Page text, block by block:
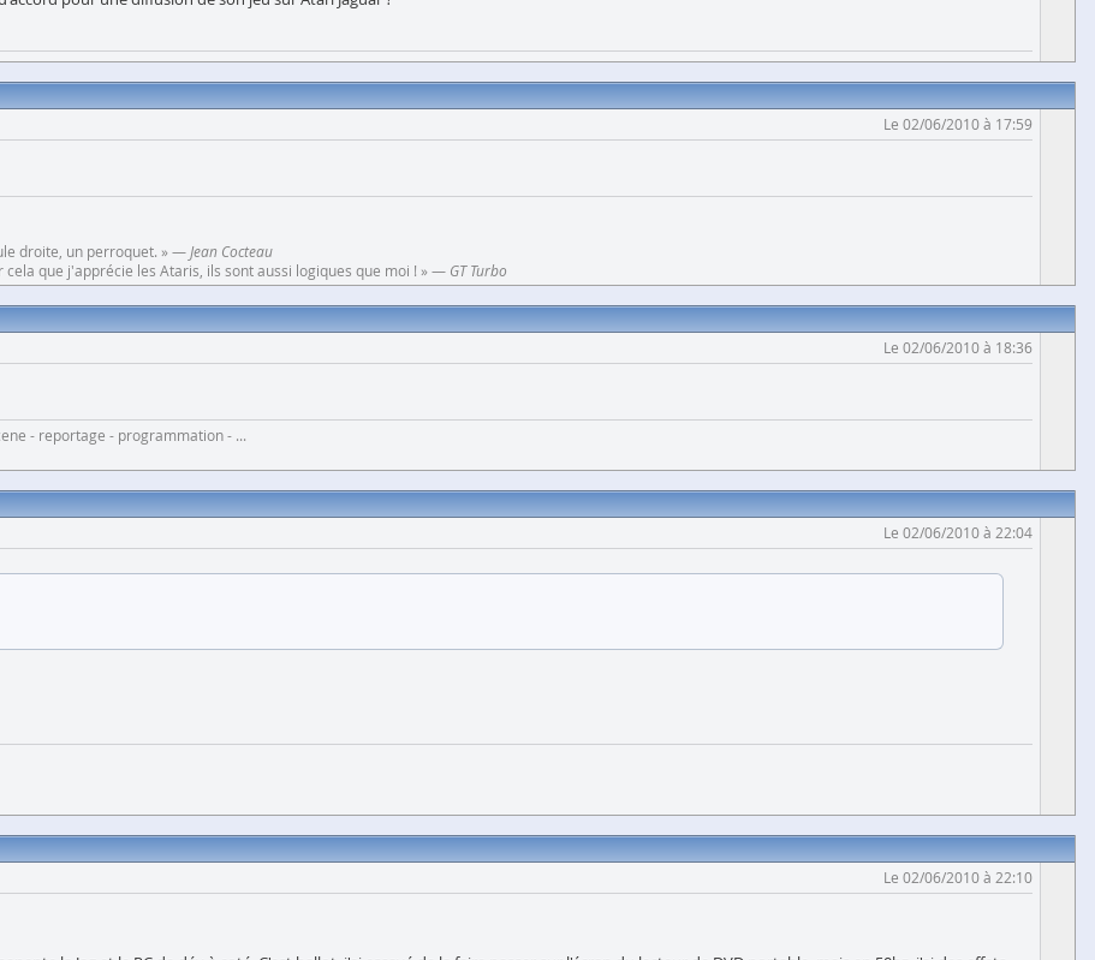
Le 02/06/2010 à 17:59
droite, un perroquet. » — Jean Cocteau
que j'apprécie les Ataris, ils sont aussi logiques que moi ! » — GT Turbo
Le 02/06/2010 à 18:36
- reportage - programmation - ...
Le 02/06/2010 à 22:04
Le 02/06/2010 à 22:10